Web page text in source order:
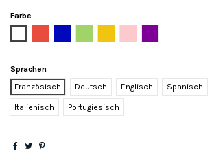
Farbe
Sprachen
Französisch
Deutsch Englisch Spanisch
Italienisch Portugiesisch